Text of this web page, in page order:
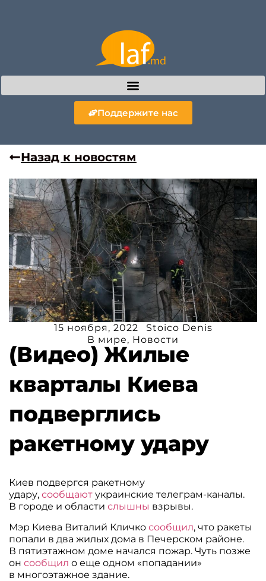
Поддержите нас
Назад к новостям
15 ноября, 2022
Stoico Denis
В мире, Новости
(Видео) Жилые
кварталы Киева
подверглись
ракетному удару
Киев подвергся ракетному
удару,сообщают украинские телеграм-каналы.
В городе и областислышны взрывы.
Мэр Киева Виталий Кличкосообщил, что ракеты
попали в два жилых дома в Печерском районе.
В пятиэтажном доме начался пожар. Чуть позже
онсообщил о еще одном «попадании»
в многоэтажное здание.